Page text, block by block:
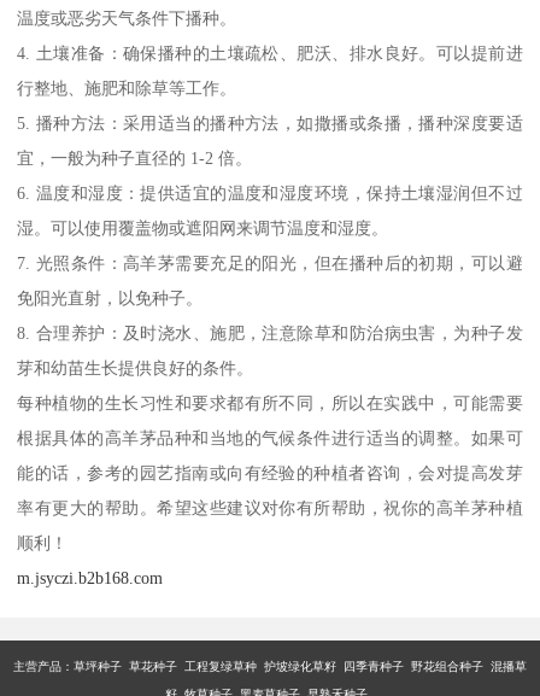
温度或恶劣天气条件下播种。
4. 土壤准备：确保播种的土壤疏松、肥沃、排水良好。可以提前进
行整地、施肥和除草等工作。
5. 播种方法：采用适当的播种方法，如撒播或条播，播种深度要适
宜，一般为种子直径的 1-2 倍。
6. 温度和湿度：提供适宜的温度和湿度环境，保持土壤湿润但不过
湿。可以使用覆盖物或遮阳网来调节温度和湿度。
7. 光照条件：高羊茅需要充足的阳光，但在播种后的初期，可以避
免阳光直射，以免种子。
8. 合理养护：及时浇水、施肥，注意除草和防治病虫害，为种子发
芽和幼苗生长提供良好的条件。
每种植物的生长习性和要求都有所不同，所以在实践中，可能需要
根据具体的高羊茅品种和当地的气候条件进行适当的调整。如果可
能的话，参考的园艺指南或向有经验的种植者咨询，会对提高发芽
率有更大的帮助。希望这些建议对你有所帮助，祝你的高羊茅种植
顺利！
m.jsyczi.b2b168.com
主营产品： 草坪种子 草花种子 工程复绿草种 护坡绿化草籽 四季青种子 野花组合种子 混播草